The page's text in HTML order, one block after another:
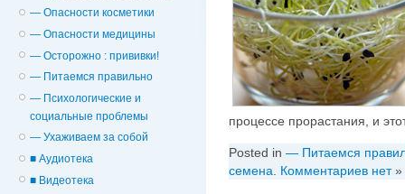
— Опасности косметики
— Опасности медицины
— Осторожно : прививки!
— Питаемся правильно
— Психологические и
cоциальные проблемы
— Ухаживаем за собой
■ Аудиотека
■ Видеотека
процессе прорастания, и
Posted in — Питаемся
семена
Комментариев нет»